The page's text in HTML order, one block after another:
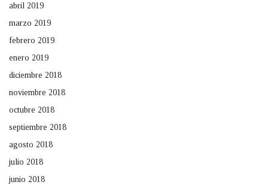
abril 2019
marzo 2019
febrero 2019
enero 2019
diciembre 2018
noviembre 2018
octubre 2018
septiembre 2018
agosto 2018
julio 2018
junio 2018